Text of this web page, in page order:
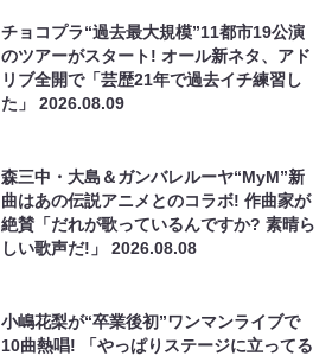
チョコプラ“過去最大規模”11都市19公演
のツアーがスタート! オール新ネタ、アド
リブ全開で「芸歴21年で過去イチ練習し
た」2026.08.09
森三中・大島＆ガンバレルーヤ“MyM”新
曲はあの伝説アニメとのコラボ! 作曲家が
絶賛「だれが歌っているんですか? 素晴ら
しい歌声だ!」2026.08.08
小嶋花梨が“卒業後初”ワンマンライブで
10曲熱唱! 「やっぱりステージに立ってる